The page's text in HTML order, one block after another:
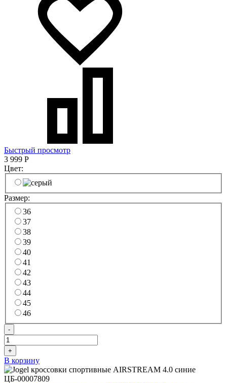
Быстрый просмотр
3 999 Р
Цвет:
Размер:
36
37
38
39
40
41
42
43
44
45
46
-
+
В корзину